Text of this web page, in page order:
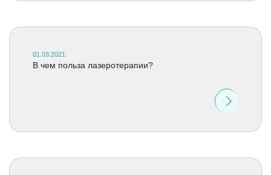
01.03.2021
В чем польза лазеротерапии?